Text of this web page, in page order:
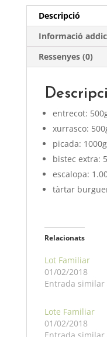
Descripció
Informació
Ressenyes (0)
entrecot:
xurrasco:
picada: 1000g
bistec extra:
escalopa:
tàrtar
Relacionats
Lot Familiar
01/02/2018
Entrada similar
Lote Familiar
01/02/2018